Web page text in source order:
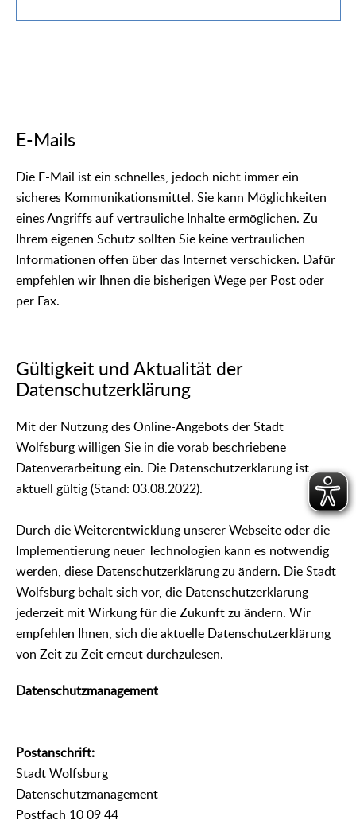
E-Mails
Die E-Mail ist ein schnelles, jedoch nicht immer ein
sicheres Kommunikationsmittel. Sie kann Möglichkeiten
eines Angriffs auf vertrauliche Inhalte ermöglichen. Zu
Ihrem eigenen Schutz sollten Sie keine vertraulichen
Informationen offen über das Internet verschicken. Dafür
empfehlen wir Ihnen die bisherigen Wege per Post oder
per Fax.
Gültigkeit und Aktualität der
Datenschutzerklärung
Mit der Nutzung des Online-Angebots der Stadt
Wolfsburg willigen Sie in die vorab beschriebene
Datenverarbeitung ein. Die Datenschutzerklärung ist
aktuell gültig (Stand: 03.08.2022).
Durch die Weiterentwicklung unserer Webseite oder die
Implementierung neuer Technologien kann es notwendig
werden, diese Datenschutzerklärung zu ändern. Die Stadt
Wolfsburg behält sich vor, die Datenschutzerklärung
jederzeit mit Wirkung für die Zukunft zu ändern. Wir
empfehlen Ihnen, sich die aktuelle Datenschutzerklärung
von Zeit zu Zeit erneut durchzulesen.
Datenschutzmanagement
Postanschrift:
Stadt Wolfsburg
Datenschutzmanagement
Postfach 10 09 44